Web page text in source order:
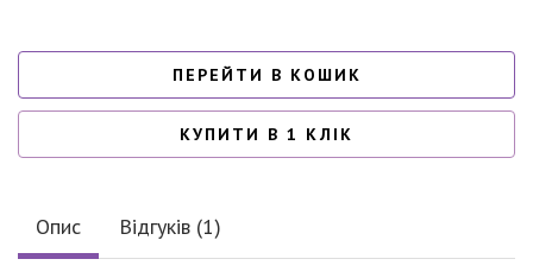
ПЕРЕЙТИ В КОШИК
КУПИТИ В 1 КЛІК
Опис Відгуків (1)